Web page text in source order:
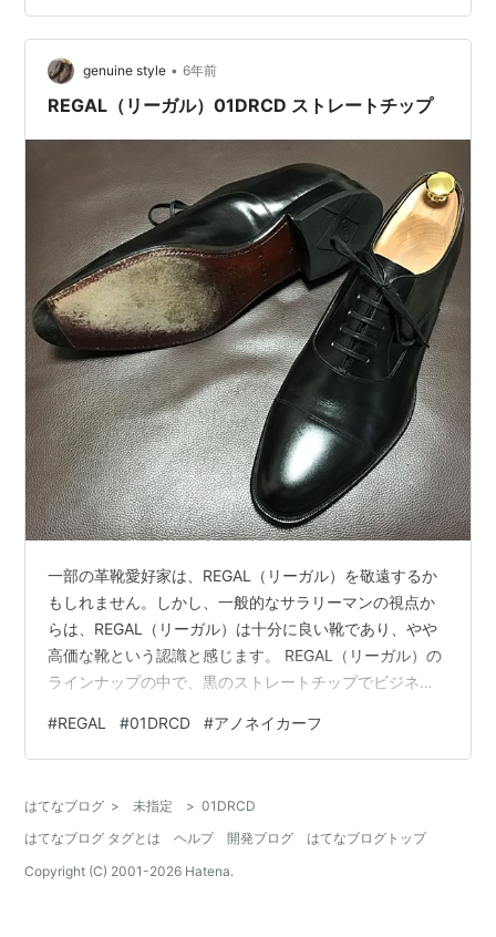
したスーツスタイルを引き締めてくれるドレス顔の革靴
は、黒のアネノイカーフ３足を揃えています。 中央：リ
ーガル01DR…
genuine style • 6年前
REGAL（リーガル）01DRCD ストレートチップ
一部の革靴愛好家は、REGAL（リーガル）を敬遠するか
もしれません。しかし、一般的なサラリーマンの視点か
らは、REGAL（リーガル）は十分に良い靴であり、やや
高価な靴という認識と感じます。 REGAL（リーガル）の
ラインナップの中で、黒のストレートチップでビジネス
でしょうか。 アッパーに使われているアノネイカーフ
は、フランスの老舗タンナーであるアノネイ社製のカー
め、高級感があり、長く愛用することができます。 レザ
ーソールは、合成底に比べて履き心地が良いのが特徴で
す。 01DRは、アノネイカーフ…
#REGAL #01DRCD #アノネイカーフ
はてなブログ > 未指定 > 01DRCD
はてなブログ タグとは
ヘルプ 開発ブログ
はてなブログトップ
Copyright (C) 2001-2026 Hatena.